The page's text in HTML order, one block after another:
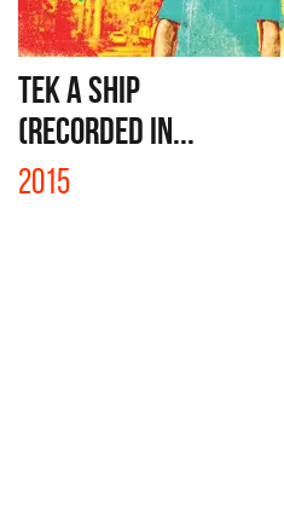
TEK A SHIP
(RECORDED IN...
2015